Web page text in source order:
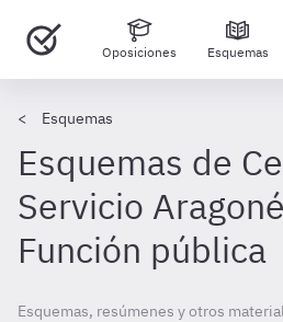
Oposiciones Esquemas
Esquemas
Esquemas de
Servicio
Función pública
Esquemas, resúmenes y otros